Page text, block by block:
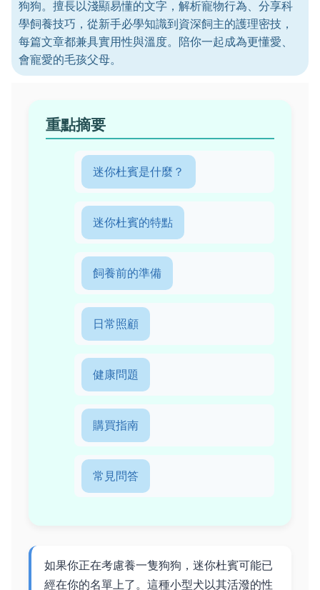
狗狗。擅長以淺顯易懂的文字，解析寵物行為、分享科
學飼養技巧，從新手必學知識到資深飼主的護理密技，
每篇文章都兼具實用性與溫度。陪你一起成為更懂愛、
會寵愛的毛孩父母。
重點摘要
迷你杜賓是什麼？
迷你杜賓的特點
飼養前的準備
日常照顧
健康問題
購買指南
常見問答
如果你正在考慮養一隻狗狗，迷你杜賓可能已
經在你的名單上了。這種小型犬以其活潑的性